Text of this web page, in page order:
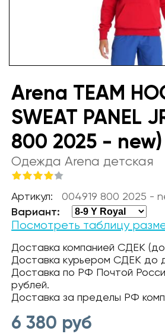
Arena TEAM
SWEAT PANEL
800 2025 - new)
Одежда Arena детская
Артикул: 004919 800 2025 -
Вариант:
Посмотреть таблицу
Доставка компанией СДЕК
Доставка курьером СДЕК до
Доставка по РФ Почтой
рублей.
Доставка за пределы РФ
6 380 руб